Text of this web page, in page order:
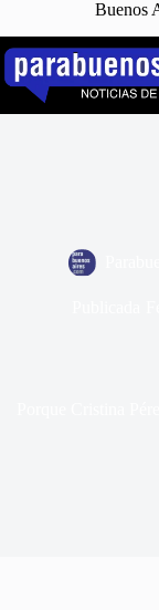
Buenos
Saltar
contenido